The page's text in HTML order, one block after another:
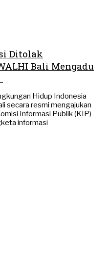
Ditolak
Bali Mengadu
Hidup Indonesia
secara resmi mengajukan
Informasi Publik (KIP)
informasi